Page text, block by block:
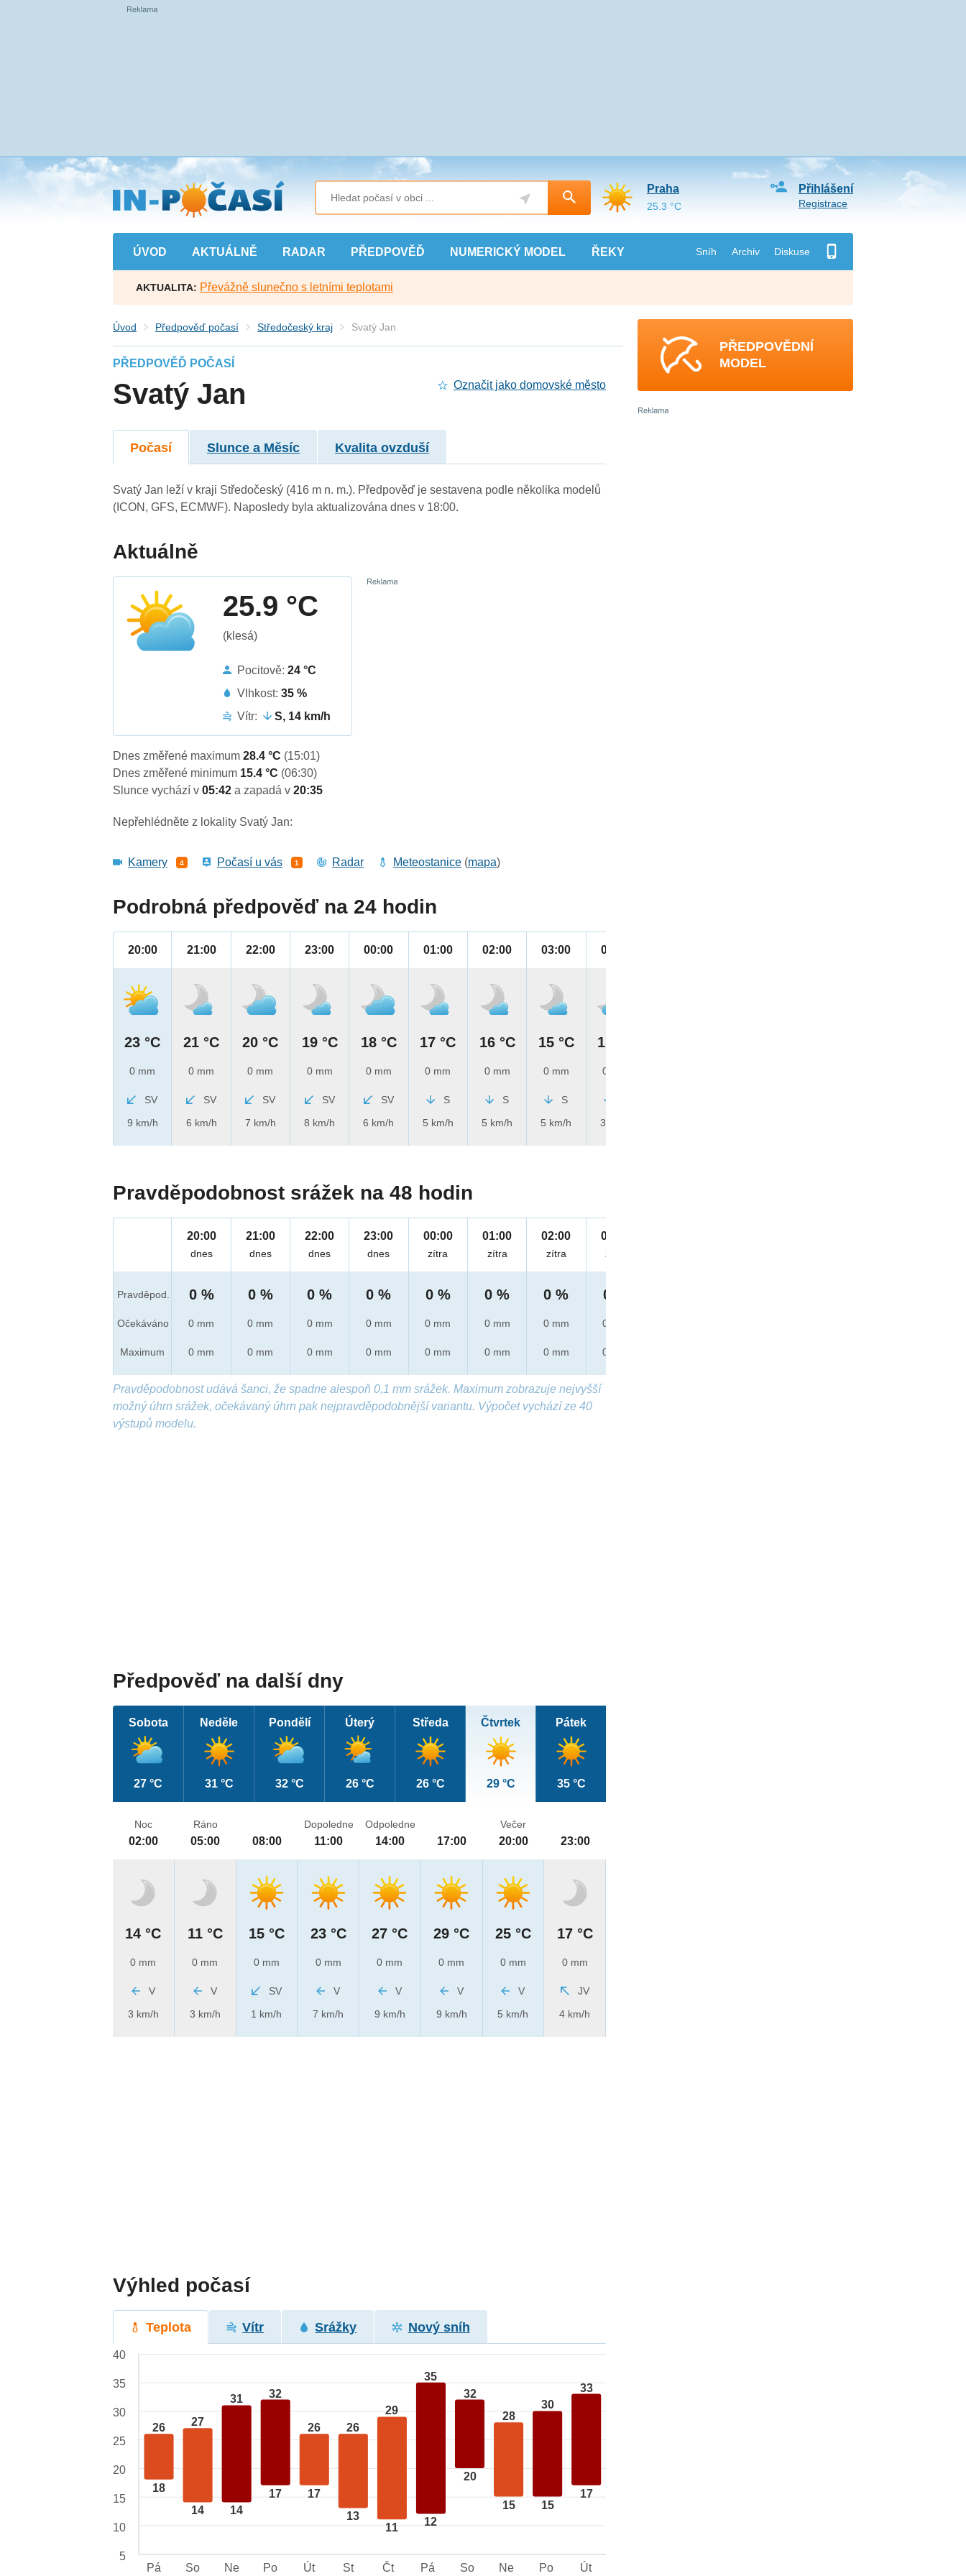
Přejít
na
hlavní
obsah
ÚVOD AKTUÁLNĚ RADAR PŘEDPOVĚĎ NUMERICKÝ MODEL ŘEKY Sníh Archiv Diskuse
Přihlášení
Registrace
Praha
25.3 °C
AKTUALITA: Převážně slunečno s letními teplotami
Úvod Předpověď počasí Středočeský kraj Svatý Jan
PŘEDPOVĚĎ POČASÍ
Svatý Jan Označit jako domovské město
Počasí Slunce a Měsíc Kvalita ovzduší
Svatý Jan leží v kraji Středočeský (416 m n. m.). Předpověď je sestavena podle několika modelů
(ICON, GFS, ECMWF). Naposledy byla aktualizována dnes v 18:00.
Aktuálně
25.9 °C
(klesá)
Pocitově:24 °C
Vlhkost:35 %
Vítr:
S, 14 km/h
Dnes změřené maximum28.4 °C (15:01)
Dnes změřené minimum 15.4 °C (06:30)
Slunce vychází v05:42a zapadá v20:35
Nepřehlédněte z lokality Svatý Jan:
Kamery 4 Počasí u vás 1 Radar Meteostanice (mapa)
Podrobná předpověď na 24 hodin
20:00
23 °C
0 mm
SV
9 km/h
21:00
21 °C
0 mm
SV
6 km/h
22:00
20 °C
0 mm
SV
7 km/h
23:00
19 °C
0 mm
SV
8 km/h
00:00
18 °C
0 mm
SV
6 km/h
01:00
17 °C
0 mm
S
5 km/h
02:00
16 °C
0 mm
S
5 km/h
03:00
15 °C
0 mm
S
5 km/h
04:00
15 °C
0 mm
3 km/h
Pravděpodobnost srážek na 48 hodin
Pravděpod.
Očekáváno
Maximum
20:00
dnes
0 %
0 mm
0 mm
21:00
dnes
0 %
0 mm
0 mm
22:00
dnes
0 %
0 mm
0 mm
23:00
dnes
0 %
0 mm
0 mm
00:00
zítra
0 %
0 mm
0 mm
01:00
zítra
0 %
0 mm
0 mm
02:00
zítra
0 %
0 mm
0 mm
03:00
zítra
0 %
0 mm
0 mm
Pravděpodobnost udává šanci, že spadne alespoň 0,1 mm srážek. Maximum zobrazuje nejvyšší
možný úhrn srážek, očekávaný úhrn pak nejpravděpodobnější variantu. Výpočet vychází ze 40
výstupů modelu.
Předpověď na další dny
Sobota
27 °C
Neděle
31 °C
Pondělí
32 °C
Úterý
26 °C
Středa
26 °C
Čtvrtek
29 °C
Pátek
35 °C
Noc
02:00
14 °C
0 mm
V
3 km/h
Ráno
05:00
11 °C
0 mm
V
3 km/h
08:00
15 °C
0 mm
SV
1 km/h
Dopoledne
11:00
23 °C
0 mm
V
7 km/h
Odpoledne
14:00
27 °C
0 mm
V
9 km/h
17:00
29 °C
0 mm
V
9 km/h
Večer
20:00
25 °C
0 mm
V
5 km/h
23:00
17 °C
0 mm
JV
4 km/h
Výhled počasí
Teplota Vítr Srážky Nový sníh
26
18
27
14
31
14
32
17
26
17
26
13
29
11
35
12
32
20
28
15
30
15
33
17
40
35
30
25
20
15
10
5
Pá
So Ne Po Út St Čt Pá So Ne Po Út
PŘEDPOVĚDNÍ
MODEL